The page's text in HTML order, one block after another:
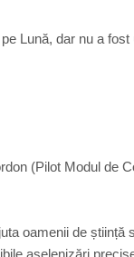
Lună, dar nu a
(Pilot Modul de
oamenii de știință
aselenizări